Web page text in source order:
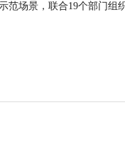
范场景，联合19个部门组